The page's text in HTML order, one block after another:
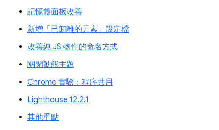
記憶體面板改善
新增「已卸離的元素」設定檔
改善純 JS 物件的命名方式
關閉動態主題
Chrome 實驗：程序共用
Lighthouse 12.2.1
其他重點